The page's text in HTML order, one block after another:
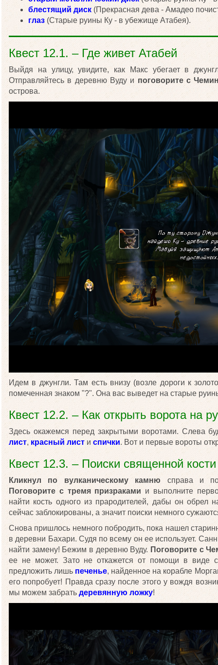
блестящий диск (Прекрасная дева - Амадео
глаз (Старые руины Ку - в убежище Атабея).
Квест 12.1. – Где живет Атабей
Выйдя на улицу, увидите, как Макс убегает в
Отправляйтесь в деревню Вуду и поговорите с
острова.
Идем в джунгли. Там есть внизу (возле дороги к
помеченная знаком "?". Она вас выведет на старые
Квест 12.2. – Как открыть ворота на
Здесь окажемся перед закрытыми воротами. Слева
лист, красный лист и спички. Вот и первые вороты
Квест 12.3. – Поиски священной кости
Кликнул по вулканическому камню справа и
Поговорите с тремя призраками и выполните
найти кость одного из прародителей, дабы он обрел
сейчас заблокированы, а значит поиски немного
Снова пришлось немного побродить, пока нашел
в деревни Бахари. Судя по всему он ее использует.
найти замену! Бежим в деревню Вуду. Поговорите с
ее не может. Зато не откажется от помощи в
предложить лишь печенье, найденное на корабле
его попробует! Правда сразу после этого у вождя
мы можем забрать деревянную ложку!